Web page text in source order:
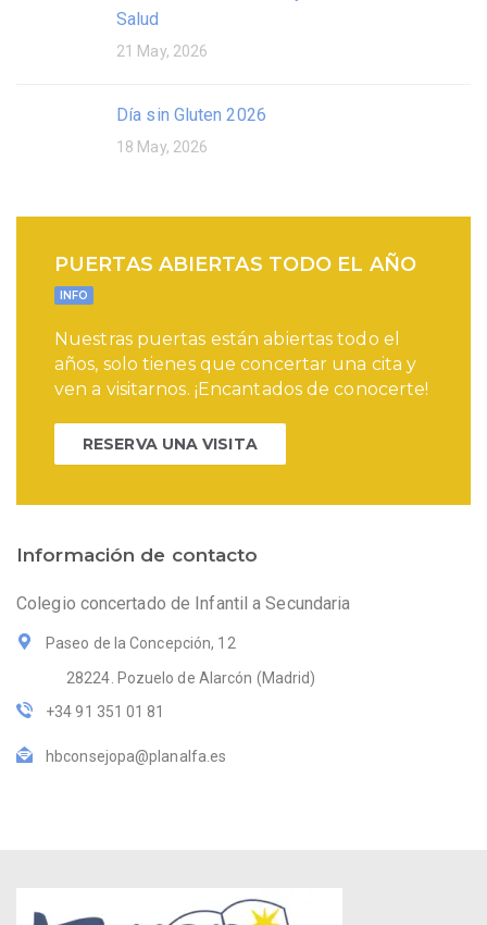
Salud
21 May, 2026
Día sin Gluten 2026
18 May, 2026
PUERTAS ABIERTAS TODO EL AÑO
INFO
Nuestras puertas están abiertas todo el
años, solo tienes que concertar una cita y
ven a visitarnos. ¡Encantados de conocerte!
RESERVA UNA VISITA
Información de contacto
Colegio concertado de Infantil a Secundaria
Paseo de la Concepción, 12
28224. Pozuelo de Alarcón (Madrid)
+34 91 351 01 81
hbconsejopa@planalfa.es